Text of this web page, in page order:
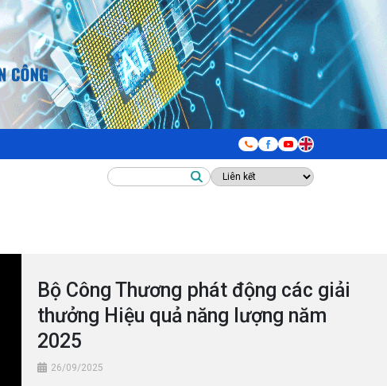
Bộ Công Thương phát động các giải
thưởng Hiệu quả năng lượng năm
2025
26/09/2025